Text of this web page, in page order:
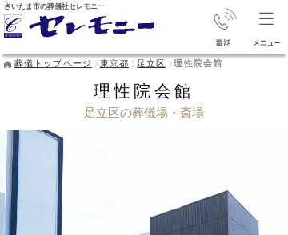
さいたま市の葬儀社セレモニー
葬儀トップページ 東京都 足立区 理性院会館
理性院会館
足立区の葬儀場・斎場